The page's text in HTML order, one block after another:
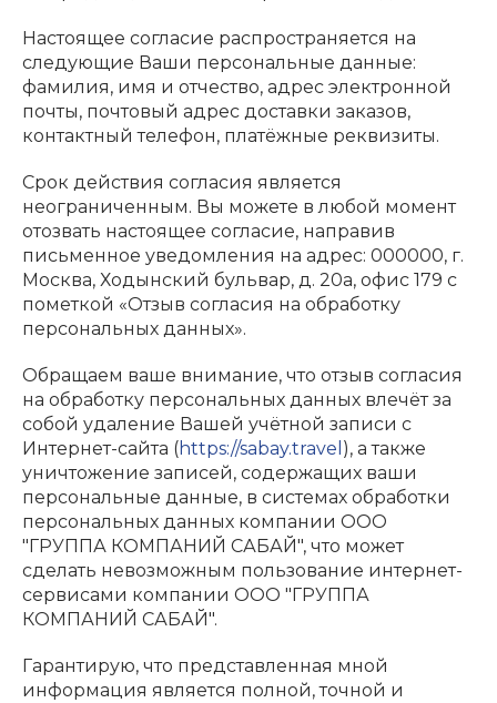
Настоящее согласие распространяется на
следующие Ваши персональные данные:
фамилия, имя и отчество, адрес электронной
почты, почтовый адрес доставки заказов,
контактный телефон, платёжные реквизиты.
Срок действия согласия является
неограниченным. Вы можете в любой момент
отозвать настоящее согласие, направив
письменное уведомления на адрес: 000000, г.
Москва, Ходынский бульвар, д. 20а, офис 179 с
пометкой «Отзыв согласия на обработку
персональных данных».
Обращаем ваше внимание, что отзыв согласия
на обработку персональных данных влечёт за
собой удаление Вашей учётной записи с
Интернет-сайта (https://sabay.travel ), а также
уничтожение записей, содержащих ваши
персональные данные, в системах обработки
персональных данных компании ООО
"ГРУППА КОМПАНИЙ САБАЙ", что может
сделать невозможным пользование интернет-
сервисами компании ООО "ГРУППА
КОМПАНИЙ САБАЙ".
Гарантирую, что представленная мной
информация является полной, точной и